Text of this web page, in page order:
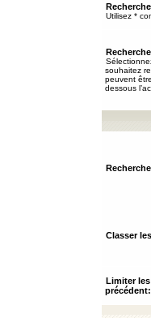
Utilisez *
souhaitez
peuvent
dessous
Classer
Limiter
précédent: